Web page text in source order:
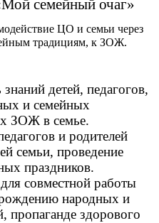
семейный очаг»
ЦО и семьи через
традициям, к ЗОЖ.
детей, педагогов,
и семейных
ЗОЖ в семье.
и родителей
семьи, проведение
праздников.
совместной работы
народных и
пропаганде здорового